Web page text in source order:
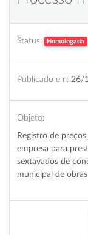
Status: Homologada
Publicado em: 26/
Objeto:
Registro de
empresa para
sextavados de
municipal de